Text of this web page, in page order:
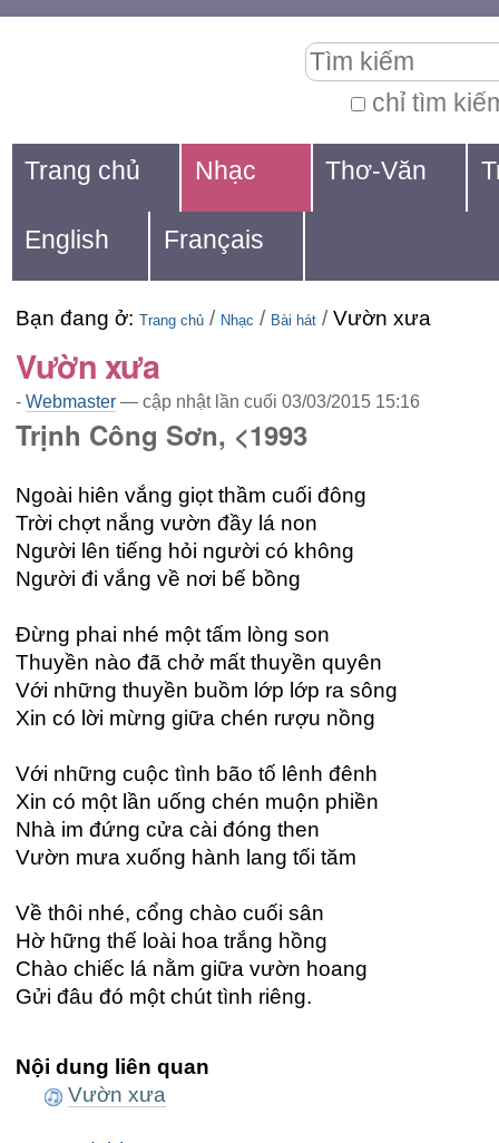
dung.
đến
mục
định
hướng
cá
nhân
chỉ tìm
kiếm
Navigation
Trang chủ Nhạc Thơ-Văn
English Français
Bạn đang ở: Trang chủ / Nhạc / Bài hát / Vườn xưa
Vườn xưa
- Webmaster — cập nhật lần cuối 03/03/2015 15:16
Trịnh Công Sơn, <1993
Ngoài hiên vắng giọt thầm cuối đông
Trời chợt nắng vườn đầy lá non
Người lên tiếng hỏi người có không
Người đi vắng về nơi bế bồng
Đừng phai nhé một tấm lòng son
Thuyền nào đã chở mất thuyền quyên
Với những thuyền buồm lớp lớp ra sông
Xin có lời mừng giữa chén rượu nồng
Với những cuộc tình bão tố lênh đênh
Xin có một lần uống chén muộn phiền
Nhà im đứng cửa cài đóng then
Vườn mưa xuống hành lang tối tăm
Về thôi nhé, cổng chào cuối sân
Hờ hững thế loài hoa trắng hồng
Chào chiếc lá nằm giữa vườn hoang
Gửi đâu đó một chút tình riêng.
Nội dung liên quan
Vườn xưa